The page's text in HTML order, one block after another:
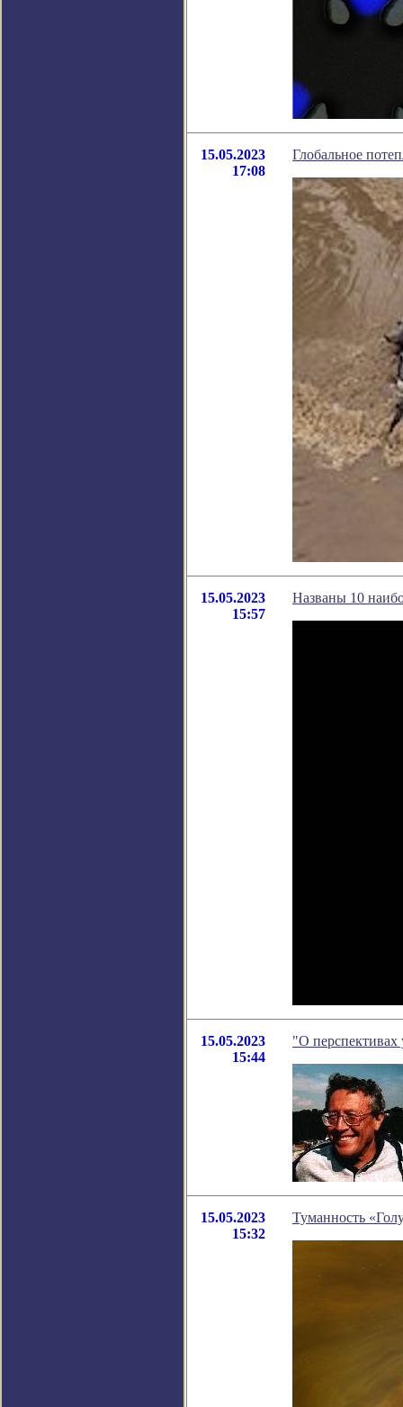
15.05.2023
17:08
Глобальное
15.05.2023
15:57
Названы 10
15.05.2023
15:44
"О перспективах
15.05.2023
15:32
Туманность